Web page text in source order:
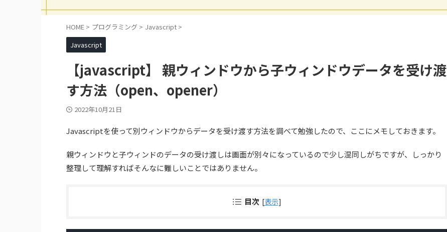
HOME > プログラミング > Javascript >
Javascript
【javascript】 親ウィンドウから子ウィンドウデータを受け渡
す方法（open、opener）
2022年10月21日
Javascriptを使って別ウィンドウからデータを受け渡す方法を調べて勉強したので、ここにメモしておきます。
親ウィンドウと子ウィンドのデータの受け渡しは画面が別々になっているので少し混同しがちですが、しっかり
整理して理解すればそんなに難しいことではありません。
目次 [表示]